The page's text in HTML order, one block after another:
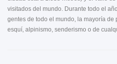
visitados del mundo. Durante todo el
gentes de todo el mundo, la mayoría
esquí, alpinismo, senderismo o de